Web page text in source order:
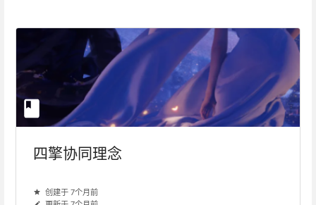
四擎协同理念
创建于 7个月前